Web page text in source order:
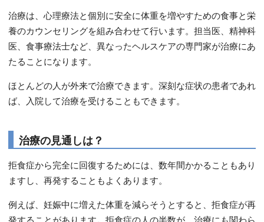
治療は、心理療法と個別に安全に体重を増やすための食事と栄
養のカウンセリングを組み合わせて行います。担当医、精神科
医、食事療法士など、異なったヘルスケアの専門家が治療にあ
たることになります。
ほとんどの人が外来で治療できます。深刻な症状の患者であれ
ば、入院して治療を受けることもできます。
治療の見通しは？
拒食症から完全に回復するためには、数年間かかることもあり
ますし、再発することもよくあります。
例えば、妊娠中に増えた体重を減らそうとすると、拒食症が再